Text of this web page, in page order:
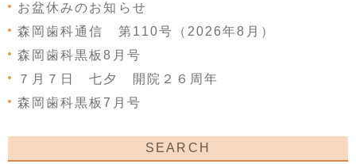
お盆休みのお知らせ
森岡歯科通信 第110号（2026年8月）
森岡歯科黒板8月号
７月７日 七夕 開院２６周年
森岡歯科黒板7月号
SEARCH